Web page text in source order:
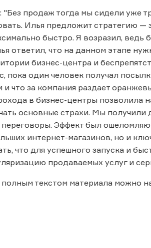
продаж тогда мы сидели уже
Илья предложит стратегию
быстро. Я возразил, ведь
ответил, что на данном этапе
бизнес-центра и
пока один человек получал
и что за компания раздает
в бизнес-центры позволила
основные страхи. Мы
переговоры. Эффект был
интернет-магазинов, но и
что для успешного запуска и
продаваемых услуг и
текстом материала можно